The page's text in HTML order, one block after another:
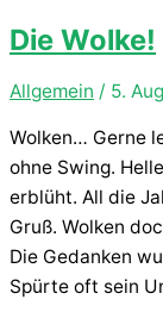
aus
dem
Nebel
Die Wolke!
Allgemein / 5.
Wolken… Gerne
ohne Swing.
erblüht. All die
Gruß. Wolken
Die Gedanken
Spürte oft sein